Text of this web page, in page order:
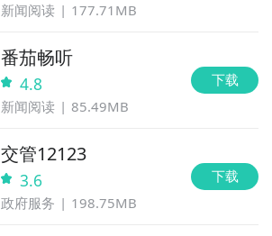
新闻阅读 177.71MB
番茄畅听
4.8
新闻阅读 85.49MB
下载
交管12123
3.6
政府服务 198.75MB
下载